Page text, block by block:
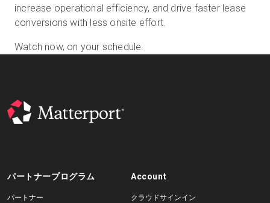
営業担当 :03-6897-2960
JA
increase operational efficiency, and drive faster lease
conversions with less onsite effort.
Watch now, on your schedule.
パートナープログラム
パートナー
Account
クラウドサインイン